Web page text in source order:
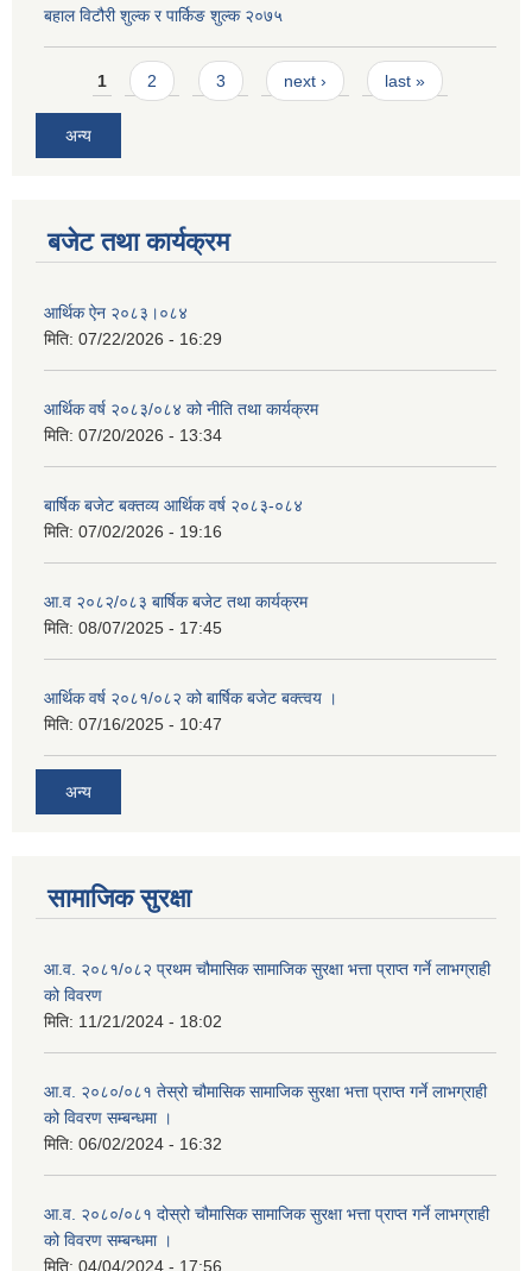
बहाल विटौरी शुल्क र पार्किङ शुल्क २०७५
Pages
1 2 3 next › last »
अन्य
बजेट तथा कार्यक्रम
आर्थिक ऐन २०८३।०८४
मिति: 07/22/2026 - 16:29
आर्थिक वर्ष २०८३/०८४ को नीति तथा कार्यक्रम
मिति: 07/20/2026 - 13:34
बार्षिक बजेट बक्तव्य आर्थिक वर्ष २०८३-०८४
मिति: 07/02/2026 - 19:16
आ.व २०८२/०८३ बार्षिक बजेट तथा कार्यक्रम
मिति: 08/07/2025 - 17:45
आर्थिक वर्ष २०८१/०८२ को बार्षिक बजेट बक्त्वय ।
मिति: 07/16/2025 - 10:47
अन्य
सामाजिक सुरक्षा
आ.व. २०८१/०८२ प्रथम चौमासिक सामाजिक सुरक्षा भत्ता प्राप्त गर्ने लाभग्राही
को विवरण
मिति: 11/21/2024 - 18:02
आ.व. २०८०/०८१ तेस्रो चौमासिक सामाजिक सुरक्षा भत्ता प्राप्त गर्ने लाभग्राही
को विवरण सम्बन्धमा ।
मिति: 06/02/2024 - 16:32
आ.व. २०८०/०८१ दोस्रो चौमासिक सामाजिक सुरक्षा भत्ता प्राप्त गर्ने लाभग्राही
को विवरण सम्बन्धमा ।
मिति: 04/04/2024 - 17:56